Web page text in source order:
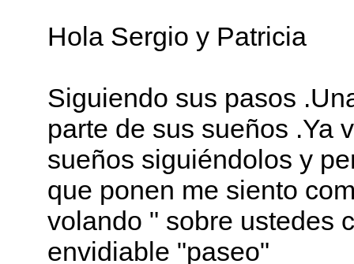
Hola Sergio y Patricia
Siguiendo sus pasos
parte de sus sueños .Ya
sueños siguiéndolos y
que ponen me siento
volando " sobre ustedes
envidiable "paseo"